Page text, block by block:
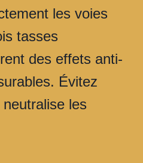
les voies
tasses
des effets anti-
Évitez
neutralise les